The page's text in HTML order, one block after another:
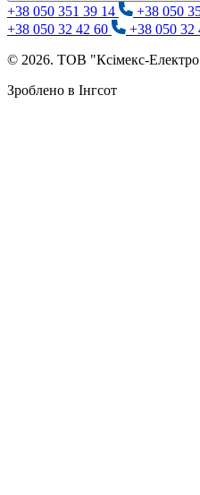
+38 050 351 39 14 +38 050
+38 050 32 42 60
+38 050 32
© 2026. ТОВ "Ксімекс-
Зроблено в Інгсот